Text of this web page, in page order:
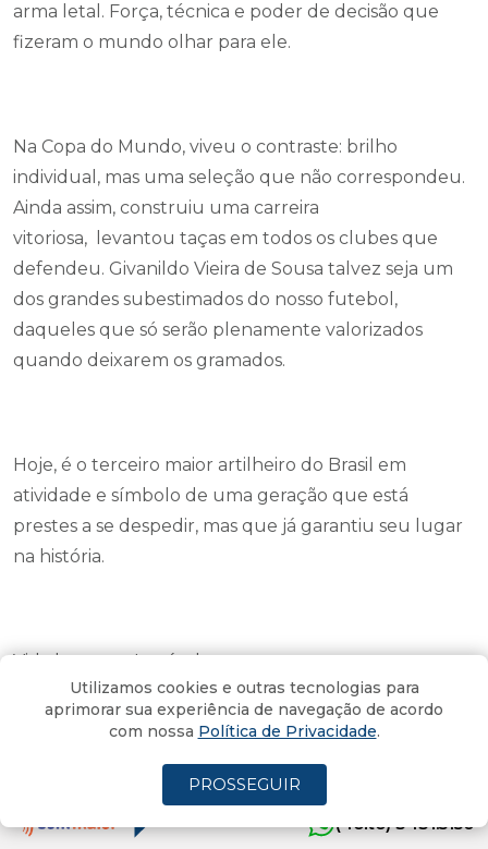
arma letal. Força, técnica e poder de decisão que
fizeram o mundo olhar para ele.
Na Copa do Mundo, viveu o contraste: brilho
individual, mas uma seleção que não correspondeu.
Ainda assim, construiu uma carreira
vitoriosa, levantou taças em todos os clubes que
defendeu. Givanildo Vieira de Sousa talvez seja um
dos grandes subestimados do nosso futebol,
daqueles que só serão plenamente valorizados
quando deixarem os gramados.
Hoje, é o terceiro maior artilheiro do Brasil em
atividade e símbolo de uma geração que está
prestes a se despedir, mas que já garantiu seu lugar
na história.
Vida longa ao Incrível.
A dois pontos do G4: o sonho do
acesso segue vivo!
(4oito) 3431.5150
Utilizamos cookies e outras tecnologias para
aprimorar sua experiência de navegação de acordo
com nossa Política de Privacidade.
PROSSEGUIR